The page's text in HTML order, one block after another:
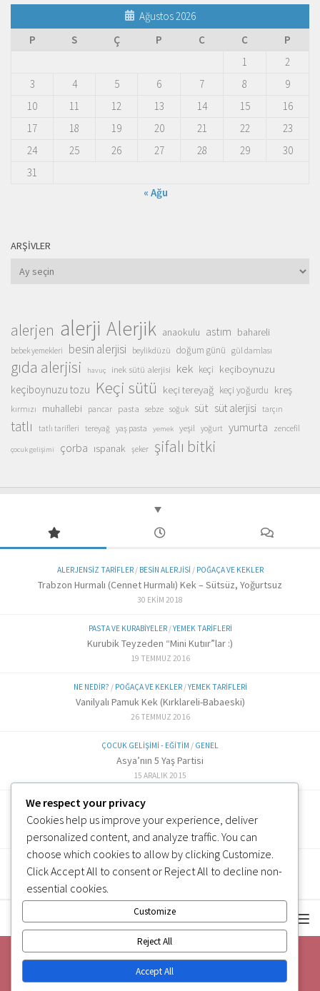
Ağustos 2026
P
S Ç P C C
P
1
2
3
4 5 6 7 8
9
10
11 12 13 14 15
16
17
18 19 20 21 22
23
24
25 26 27 28 29
30
31
« Ağu
ARŞIVLER
Arşivler
alerjen alerji Alerjik anaokulu astım bahareli
bebek yemekleri besin alerjisi beylikdüzü doğum günü gül damlası
gıda alerjisi havuç inek sütü alerjisi kek keçi keçiboynuzu
keçiboynuzu tozu Keçi sütü keçi tereyağ keçi yoğurdu kreş
kırmızı muhallebi pancar pasta sebze soğuk süt süt alerjisi tarçın
tatlı tatlı tarifleri tereyağ yaş pasta yemek yeşil yoğurt yumurta zencefil
çocuk gelişimi çorba ıspanak şeker şifalı bitki
ALERJENSIZ TARIFLER/ BESIN ALERJISI / POĞAÇA VE KEKLER
Trabzon Hurmalı (Cennet Hurmalı) Kek – Sütsüz, Yoğurtsuz
30 EKIM 2018
PASTA VE KURABIYELER/YEMEK TARIFLERI
Kurubik Teyzeden “Mini Kutıır”lar :)
19 TEMMUZ 2016
NE NEDIR? / POĞAÇA VE KEKLER/YEMEK TARIFLERI
Vanilyalı Pamuk Kek (Kırklareli-Babaeski)
26 TEMMUZ 2016
ÇOCUK GELIŞIMI - EĞITIM / GENEL
Asya’nın 5 Yaş Partisi
15 ARALIK 2015
ALTERNATIF TARIFLER
Labne Peynir Yapımı (6 ve üzeri)
3 OCAK 2019
We respect your privacy
Cookies help us improve your experience, deliver
personalized content, and analyze traffic. You can
choose which cookies to allow by clicking Customize
ClickAccept All to consent or Reject All to decline non-
essential cookies.
Customize
Reject All
Accept All